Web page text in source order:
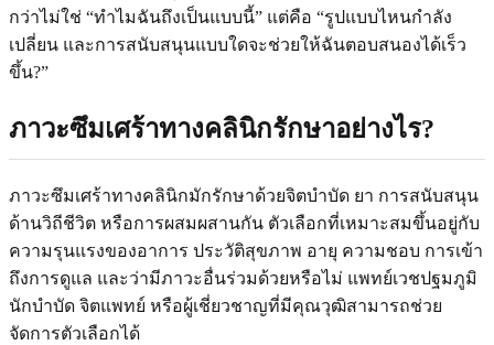
กว่าไม่ใช่ “ทำไมฉันถึงเป็นแบบนี้” แต่คือ “รูปแบบไหนกำลัง
เปลี่ยน และการสนับสนุนแบบใดจะช่วยให้ฉันตอบสนองได้เร็ว
ขึ้น?”
ภาวะซึมเศร้าทางคลินิกรักษาอย่างไร?
ภาวะซึมเศร้าทางคลินิกมักรักษาด้วยจิตบำบัด ยา การสนับสนุน
ด้านวิถีชีวิต หรือการผสมผสานกัน ตัวเลือกที่เหมาะสมขึ้นอยู่กับ
ความรุนแรงของอาการ ประวัติสุขภาพ อายุ ความชอบ การเข้า
ถึงการดูแล และว่ามีภาวะอื่นร่วมด้วยหรือไม่ แพทย์เวชปฐมภูมิ
นักบำบัด จิตแพทย์ หรือผู้เชี่ยวชาญที่มีคุณวุฒิสามารถช่วย
จัดการตัวเลือกได้